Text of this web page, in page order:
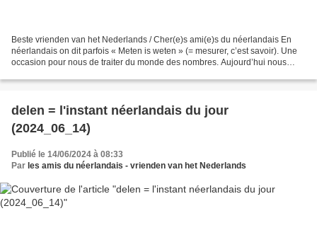
Beste vrienden van het Nederlands / Cher(e)s ami(e)s du néerlandais En
néerlandais on dit parfois « Meten is weten » (= mesurer, c’est savoir). Une
occasion pour nous de traiter du monde des nombres. Aujourd’hui nous
delen = l'instant néerlandais du jour
(2024_06_14)
Publié le 14/06/2024 à 08:33
Par les amis du néerlandais - vrienden van het Nederlands